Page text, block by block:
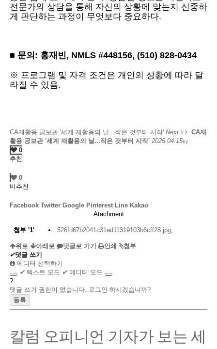
전문가와 상담을 통해 자신의 상황에 맞는지 신중하
게 판단하는 과정이 무엇보다 중요하다.
■ 문의: 홍재빈, NMLS #448156, (510) 828-0434
※ 프로그램 및 자격 조건은 개인의 상황에 따라 달
라질 수 있음.
CA재활용 공보관 '세계 재활용의 날...작은 것부터 시작' Next
CA재
활용 공보관 '세계 재활용의 날...작은 것부터 시작' 2025.04.15by
0
추천
0
비추천
Facebook Twitter Google Pinterest Line Kakao
Atachment
첨부 '1' 526fd67b2041c31ad11319103b6cff28.jpg,
위로 아래로 댓글로 가기 인쇄
첨부
✔댓글 쓰기
에디터 선택하기
✔ 텍스트 모드 ✔ 에디터 모드
?
댓글 쓰기 권한이 없습니다. 로그인 하시겠습니까?
칼럼 오피니언 기자가 보는 세